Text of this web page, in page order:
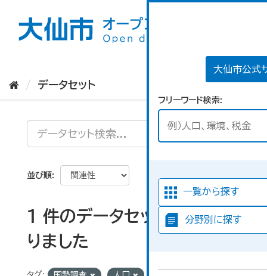
大仙市公式
フリーワード検索
一覧から探す
分野別に探す
データセット
並び順
1 件のデータセットが見つか
りました